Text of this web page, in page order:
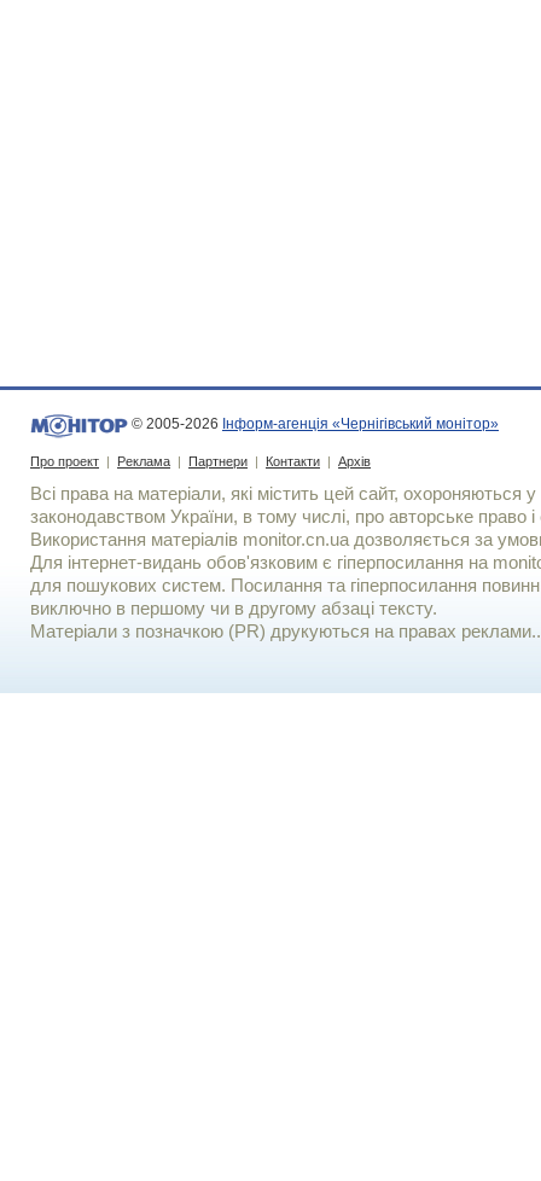
© 2005-2026 Інформ-агенція «Чернігівський монітор»
Про проект | Реклама | Партнери | Контакти | Архів
Всі права на матеріали, які містить цей сайт, охороняються у
законодавством України, в тому числі, про авторське право і
Використання матерiалiв monitor.cn.ua дозволяється за
Для iнтернет-видань обов'язковим є гiперпосилання на
для пошукових систем. Посилання та гіперпосилання
виключно в першому чи в другому абзаці тексту.
Матеріали з позначкою (PR) друкуються на правах реклами..